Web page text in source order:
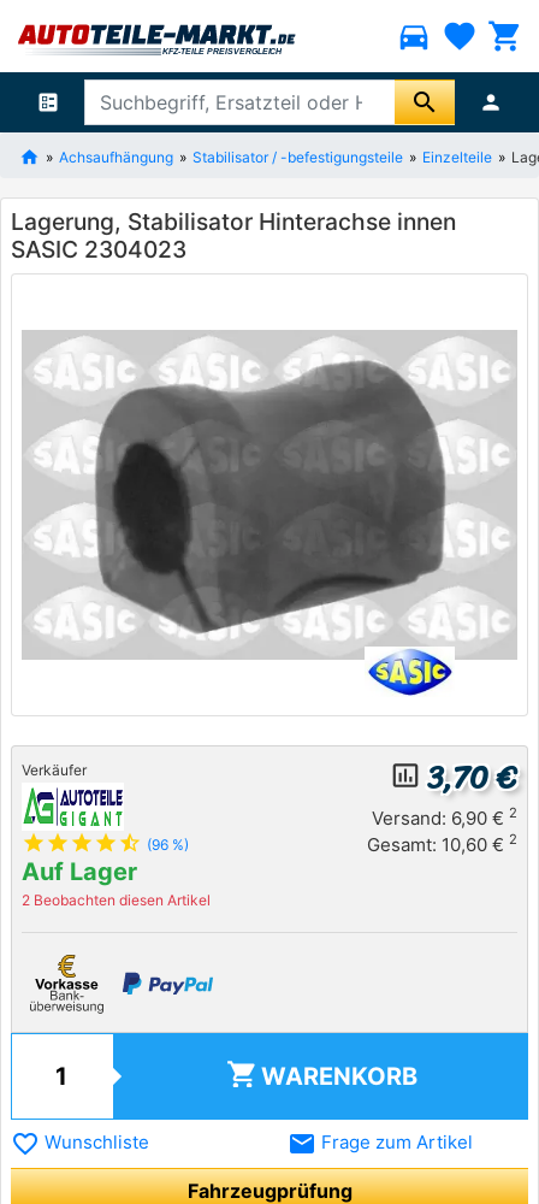
directions_car favorite shopping_cart
ballot search person
Achsaufhängung Stabilisator / -befestigungsteile Einzelteile
Lagerung, Stabilisator Hinterachse innen
SASIC 2304023
Verkäufer
star star star star star_half (96 %)
Auf Lager
2 Beobachten diesen Artikel
insert_chart_outlined 3,70 €
Versand: 6,90 € 2
Gesamt: 10,60 € 2
shopping_cart WARENKORB
favorite_border Wunschliste email Frage zum Artikel
Fahrzeugprüfung